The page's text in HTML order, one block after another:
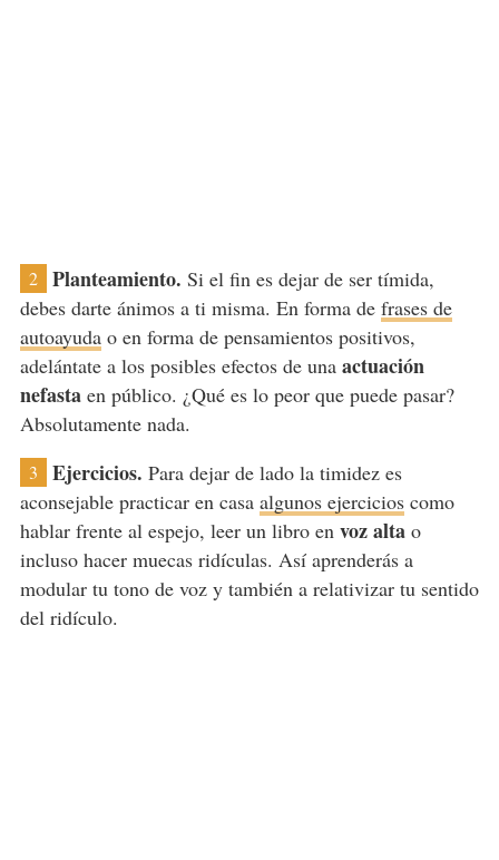
2 Planteamiento. Si el fin es dejar de ser tímida,
debes darte ánimos a ti misma. En forma de frases de
autoayudao en forma de pensamientos positivos,
adelántate a los posibles efectos de una actuación
nefastaen público. ¿Qué es lo peor que puede pasar?
Absolutamente nada.
3 Ejercicios. Para dejar de lado la timidez es
aconsejable practicar en casa algunos ejercicioscomo
hablar frente al espejo, leer un libro en voz altao
incluso hacer muecas ridículas. Así aprenderás a
modular tu tono de voz y también a relativizar tu sentido
del ridículo.